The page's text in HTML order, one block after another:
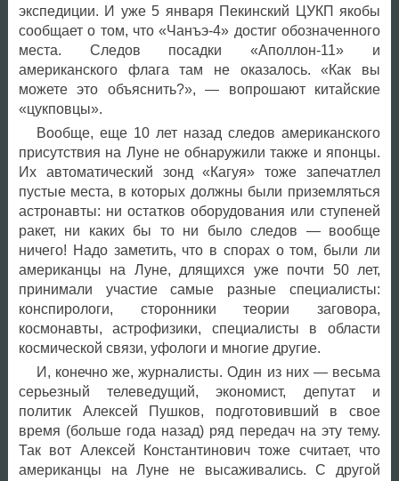
экспедиции. И уже 5 января Пекинский ЦУКП якобы
сообщает о том, что «Чанъэ-4» достиг обозначенного
места. Следов посадки «Аполлон-11» и
американского флага там не оказалось. «Как вы
можете это объяснить?», — вопрошают китайские
«цукповцы».
Вообще, еще 10 лет назад следов американского
присутствия на Луне не обнаружили также и японцы.
Их автоматический зонд «Кагуя» тоже запечатлел
пустые места, в которых должны были приземляться
астронавты: ни остатков оборудования или ступеней
ракет, ни каких бы то ни было следов — вообще
ничего! Надо заметить, что в спорах о том, были ли
американцы на Луне, длящихся уже почти 50 лет,
принимали участие самые разные специалисты:
конспирологи, сторонники теории заговора,
космонавты, астрофизики, специалисты в области
космической связи, уфологи и многие другие.
И, конечно же, журналисты. Один из них — весьма
серьезный телеведущий, экономист, депутат и
политик Алексей Пушков, подготовивший в свое
время (больше года назад) ряд передач на эту тему.
Так вот Алексей Константинович тоже считает, что
американцы на Луне не высаживались. С другой